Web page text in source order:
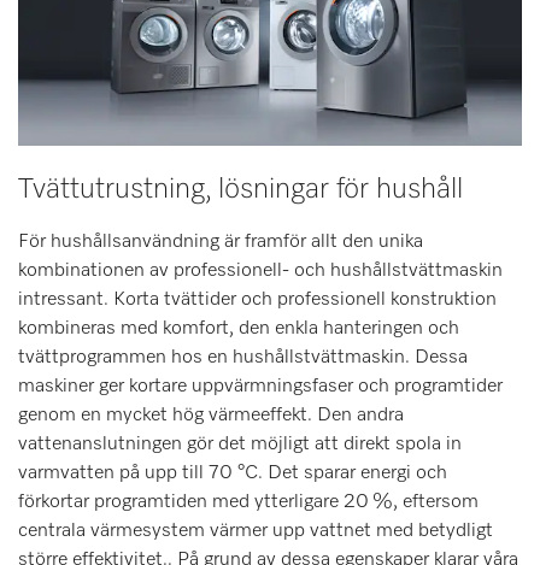
Tvättutrustning, lösningar för hushåll
För hushållsanvändning är framför allt den unika
kombinationen av professionell- och hushållstvättmaskin
intressant. Korta tvättider och professionell konstruktion
kombineras med komfort, den enkla hanteringen och
tvättprogrammen hos en hushållstvättmaskin. Dessa
maskiner ger kortare uppvärmningsfaser och programtider
genom en mycket hög värmeeffekt. Den andra
vattenanslutningen gör det möjligt att direkt spola in
varmvatten på upp till 70 °C. Det sparar energi och
förkortar programtiden med ytterligare 20 %, eftersom
centrala värmesystem värmer upp vattnet med betydligt
större effektivitet.. På grund av dessa egenskaper klarar våra